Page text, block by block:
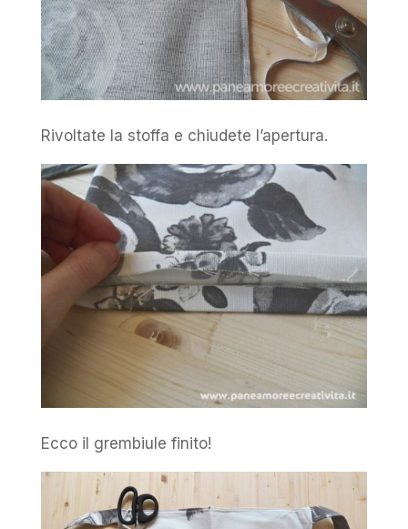
Rivoltate la stoffa e chiudete l’apertura.
Ecco il grembiule finito!